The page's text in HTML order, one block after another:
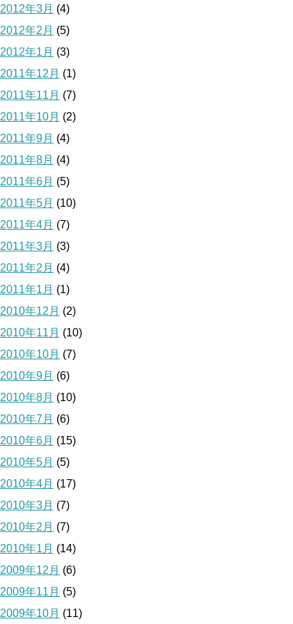
2012年3月 (4)
2012年2月 (5)
2012年1月 (3)
2011年12月 (1)
2011年11月 (7)
2011年10月 (2)
2011年9月 (4)
2011年8月 (4)
2011年6月 (5)
2011年5月 (10)
2011年4月 (7)
2011年3月 (3)
2011年2月 (4)
2011年1月 (1)
2010年12月 (2)
2010年11月 (10)
2010年10月 (7)
2010年9月 (6)
2010年8月 (10)
2010年7月 (6)
2010年6月 (15)
2010年5月 (5)
2010年4月 (17)
2010年3月 (7)
2010年2月 (7)
2010年1月 (14)
2009年12月 (6)
2009年11月 (5)
2009年10月 (11)